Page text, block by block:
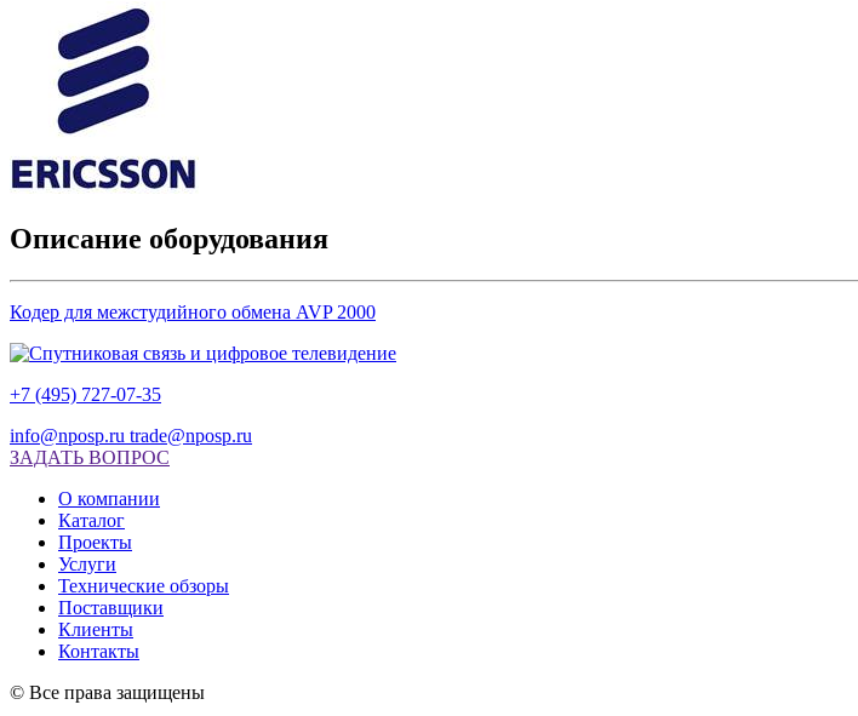
Описание оборудования
Кодер для межстудийного обмена AVP 2000
+7 (495) 727-07-35
info@nposp.ru trade@nposp.ru
ЗАДАТЬ ВОПРОС
О компании
Каталог
Проекты
Услуги
Технические обзоры
Поставщики
Клиенты
Контакты
© Все права защищены